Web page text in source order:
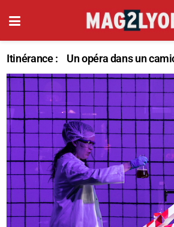
Itinérance : Un opéra dans un